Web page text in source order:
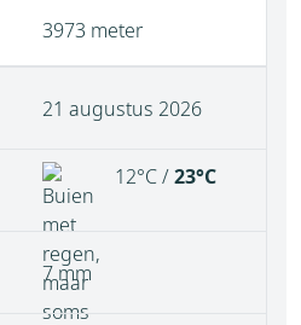
3973 meter
21 augustus 2026
12°C /23°C
7 mm